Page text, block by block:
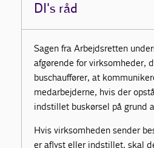
DI's råd
Sagen fra Arbejdsretten
afgørende for virksomheder,
buschauffører, at
medarbejderne, hvis der
indstillet buskørsel på grund
Hvis virksomheden sender
er aflyst eller indstillet, skal